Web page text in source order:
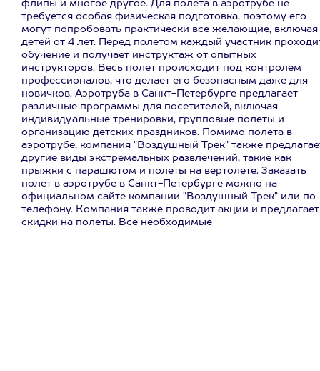
флипы и многое другое. Для полета в аэротрубе не
требуется особая физическая подготовка, поэтому его
могут попробовать практически все желающие, включая
детей от 4 лет. Перед полетом каждый участник
обучение и получает инструктаж от опытных
инструкторов. Весь полет происходит под контролем
профессионалов, что делает его безопасным даже для
новичков. Аэротруба в Санкт-Петербурге предлагает
различные программы для посетителей, включая
индивидуальные тренировки, групповые полеты и
организацию детских праздников. Помимо полета в
аэротрубе, компания "Воздушный Трек" также
другие виды экстремальных развлечений, такие как
прыжки с парашютом и полеты на вертолете. Заказать
полет в аэротрубе в Санкт-Петербурге можно на
официальном сайте компании "Воздушный Трек" или по
телефону. Компания также проводит акции и предлагает
скидки на полеты. Все необходимые